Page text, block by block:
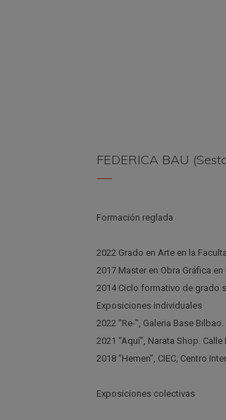
FEDERICA BAU
Formación reglada
2022 Grado en Arte en la
2017 Master en Obra Gráfica
2014 Ciclo formativo de grado
Exposiciones individuales
2022 “Re-”, Galeria Base Bilbao.
2021 “Aquí”, Narata Shop.
2018 “Hemen”, CIEC, Centro
Exposiciones colectivas